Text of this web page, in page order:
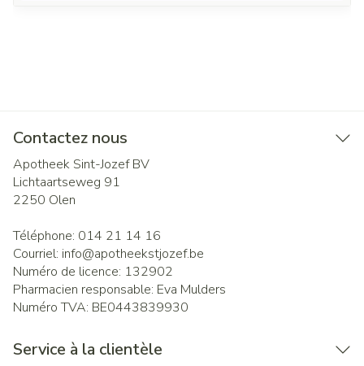
Contactez nous
Apotheek Sint-Jozef BV
Lichtaartseweg 91
2250 Olen
Téléphone: 014 21 14 16
Courriel: info@apotheekstjozef.be
Numéro de licence: 132902
Pharmacien responsable: Eva Mulders
Numéro TVA: BE0443839930
Service à la clientèle